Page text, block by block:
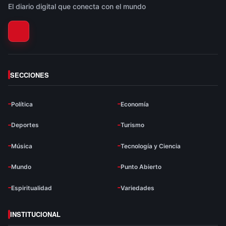
El diario digital que conecta con el mundo
SECCIONES
Política Economía
Deportes Turismo
Música Tecnología y Ciencia
Mundo Punto Abierto
Espiritualidad Variedades
INSTITUCIONAL